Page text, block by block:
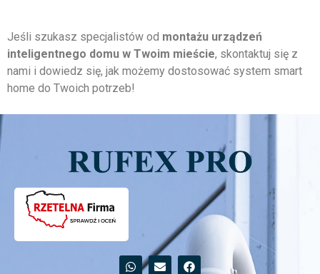
Jeśli szukasz specjalistów od montażu urządzeń
inteligentnego domu w Twoim mieście, skontaktuj się z
nami i dowiedz się, jak możemy dostosować system smart
home do Twoich potrzeb!